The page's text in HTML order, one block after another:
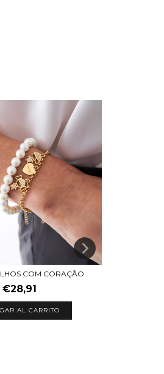
COM CORAÇÃO
€28,91
AL CARRITO